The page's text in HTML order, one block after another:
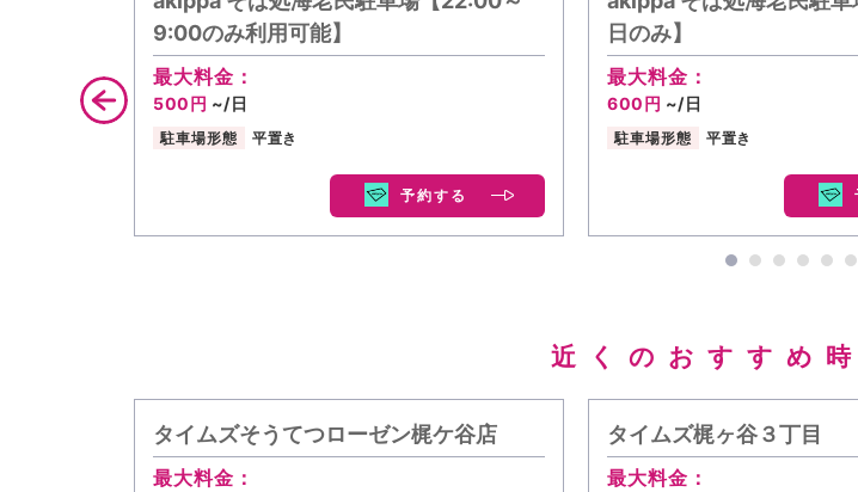
9:00のみ利用可能】
最大料金：
500円 ~/日
駐車場形態 平置き
予約する
日のみ】
最大料金：
600円 ~/日
駐車場形態 平置き
近くのおすすめ
タイムズそうてつローゼン梶ケ谷店
最大料金：
タイムズ梶ヶ谷３丁目
最大料金：